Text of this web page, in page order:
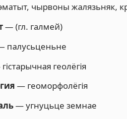
чырвоны жалязьняк,
— (гл. галмей)
палусьценьне
геолёгія
— геоморфолёгія
— угнуцьце земнае